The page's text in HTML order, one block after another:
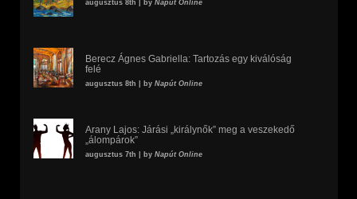
augusztus 8th | by Napút Online
Berecz Ágnes Gabriella: Tartozás egy kiválóság
felé
augusztus 8th | by Napút Online
Arany Lajos: Járási „királynők” meg a veszekedő
„álompárok”
augusztus 7th | by Napút Online